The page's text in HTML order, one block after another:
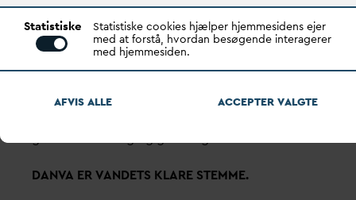
Transparency Register: REG 0105047100027-26
Gennem stærke alliancer og klare budskaber taler
DANVA ERVANDETS KLARE STEMME.
Statistiske
Statistiske cookies hjælper hjemmesidens ejer
med at forstå, hvordan besøgende interagerer
med hjemmesiden.
AFVIS ALLE ACCEPTERVALGTE